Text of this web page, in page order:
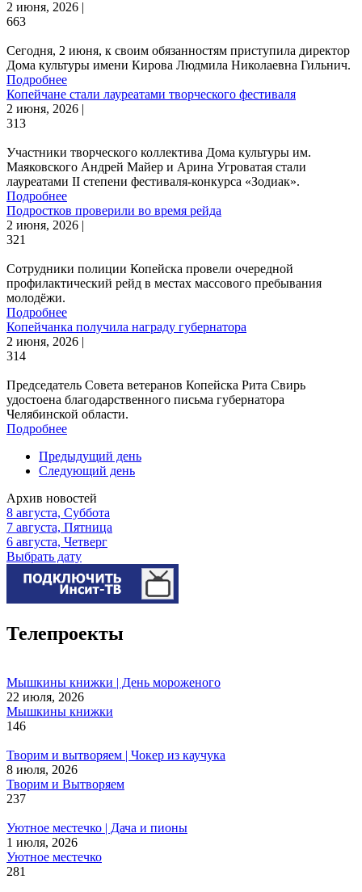
2 июня, 2026 |
663
Сегодня, 2 июня, к своим обязанностям приступила директор
Дома культуры имени Кирова Людмила Николаевна Гильнич.
Подробнее
Копейчане стали лауреатами творческого фестиваля
2 июня, 2026 |
313
Участники творческого коллектива Дома культуры им.
Маяковского Андрей Майер и Арина Угроватая стали
лауреатами II степени фестиваля-конкурса «Зодиак».
Подробнее
Подростков проверили во время рейда
2 июня, 2026 |
321
Сотрудники полиции Копейска провели очередной
профилактический рейд в местах массового пребывания
молодёжи.
Подробнее
Копейчанка получила награду губернатора
2 июня, 2026 |
314
Председатель Совета ветеранов Копейска Рита Свирь
удостоена благодарственного письма губернатора
Челябинской области.
Подробнее
Предыдущий день
Следующий день
Архив новостей
8 августа, Суббота
7 августа, Пятница
6 августа, Четверг
Выбрать дату
Телепроекты
Мышкины книжки | День мороженого
22 июля, 2026
Мышкины книжки
146
Творим и вытворяем | Чокер из каучука
8 июля, 2026
Творим и Вытворяем
237
Уютное местечко | Дача и пионы
1 июля, 2026
Уютное местечко
281